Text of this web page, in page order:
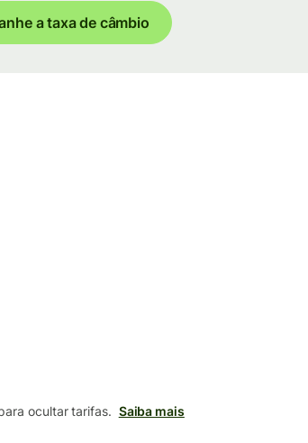
a taxa de câmbio
ocultar tarifas. Saiba mais